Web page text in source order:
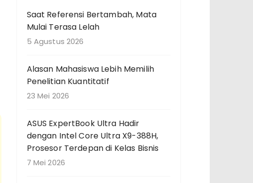
n
u
n
u
k
Saat Referensi Bertambah, Mata
Mulai Terasa Lelah
5 Agustus 2026
Alasan Mahasiswa Lebih Memilih
Penelitian Kuantitatif
23 Mei 2026
ASUS ExpertBook Ultra Hadir
dengan Intel Core Ultra X9-388H,
Prosesor Terdepan di Kelas Bisnis
7 Mei 2026